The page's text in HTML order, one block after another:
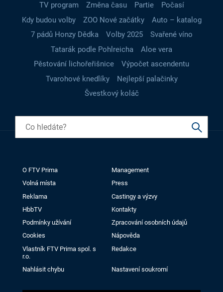
TV program
Změna času Partie
Počasí
Kdy budou volby
ZOO Nové začátky
Auto – katalog
7 pádů Honzy Dědka
Volby 2025
Svařené víno
Tatarák podle Pohlreicha
Aloe vera
Pěstování lichořeřišnice
Výpočet ascendentu
Tvarohové knedlíky
Nejlepší palačinky
Švestkový koláč
O FTV Prima
Management
Volná místa
Press
Reklama
Castingy a výzvy
HbbTV
Kontakty
Podmínky užívání
Zpracování osobních údajů
Cookies
Nápověda
Vlastník FTV Prima spol. s
r.o.
Redakce
Nahlásit chybu Nastavení soukromí